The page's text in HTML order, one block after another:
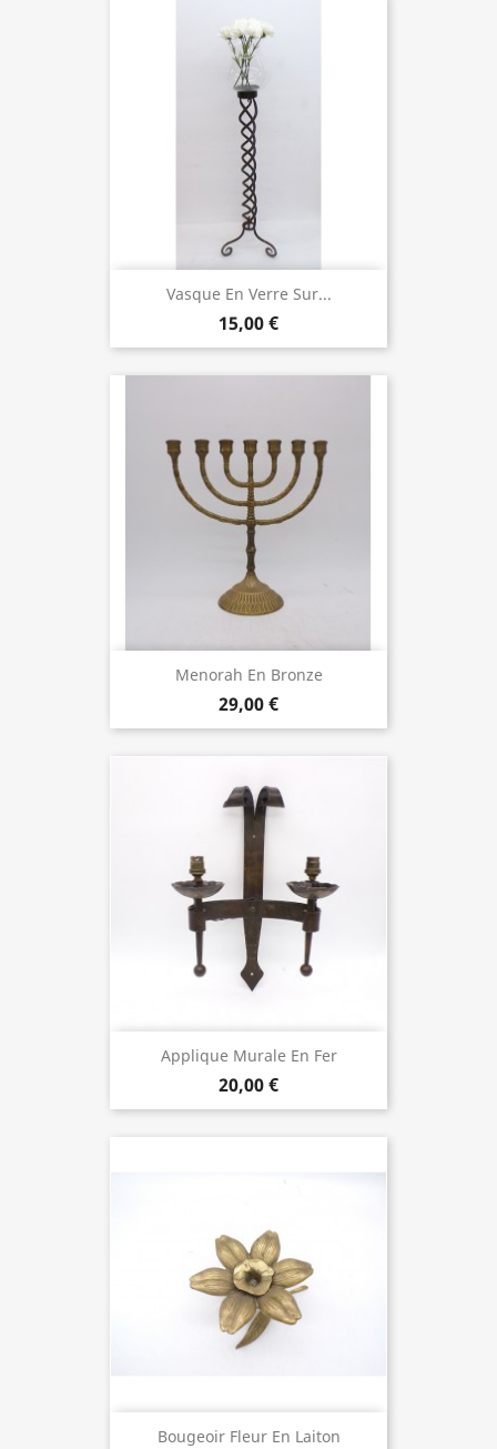
Vasque En Verre Sur...
15,00 €
Menorah En Bronze
29,00 €
Applique Murale En Fer
20,00 €
Bougeoir Fleur En Laiton